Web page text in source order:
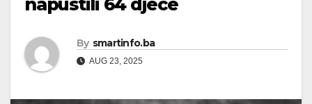
napustili 64 djece
By smartinfo.ba
AUG 23, 2025